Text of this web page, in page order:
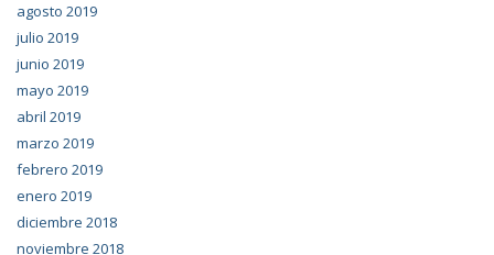
agosto 2019
julio 2019
junio 2019
mayo 2019
abril 2019
marzo 2019
febrero 2019
enero 2019
diciembre 2018
noviembre 2018